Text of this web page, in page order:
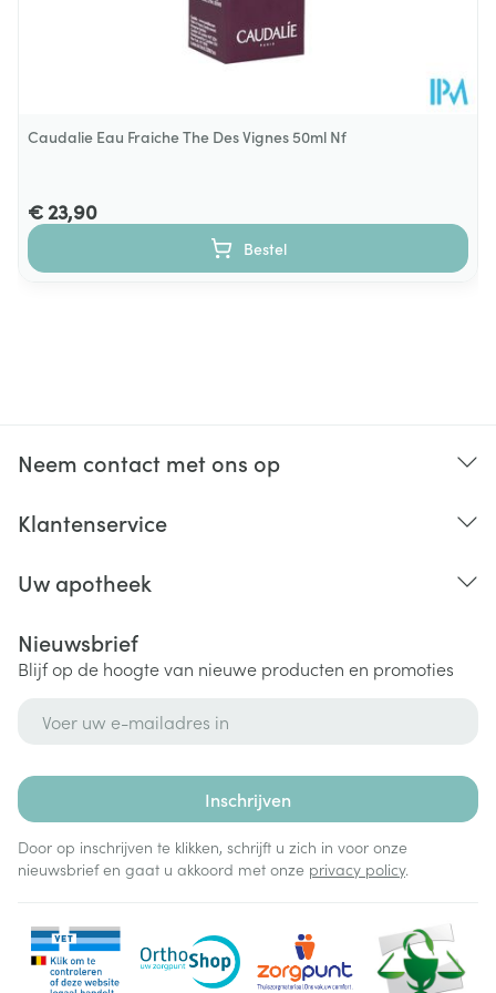
Caudalie Eau Fraiche The Des Vignes 50ml Nf
€ 23,90
Bestel
Neem contact met ons op
Klantenservice
Uw apotheek
Nieuwsbrief
Blijf op de hoogte van nieuwe producten en promoties
Inschrijven
Door op inschrijven te klikken, schrijft u zich in voor onze
nieuwsbrief en gaat u akkoord met onze privacy policy.